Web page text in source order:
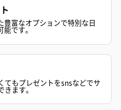
豊富なオプションで特別な日
能です。
てもプレゼントをsnsなどでサ
ます。